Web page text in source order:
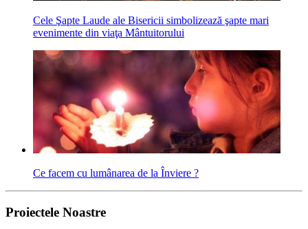
Cele Şapte Laude ale Bisericii simbolizează şapte mari
evenimente din viaţa Mântuitorului
Ce facem cu lumânarea de la Înviere ?
Proiectele Noastre